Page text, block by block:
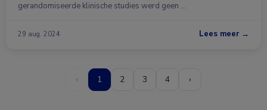
gerandomiseerde klinische studies werd geen …
29 aug. 2024 Lees meer →
‹ 1 2 3 4 ›